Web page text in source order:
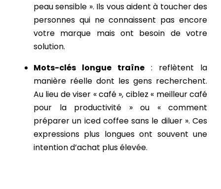
peau sensible ». Ils vous aident à toucher des
personnes qui ne connaissent pas encore
votre marque mais ont besoin de votre
solution.
Mots-clés longue traîne : reflètent la
manière réelle dont les gens recherchent.
Au lieu de viser « café », ciblez « meilleur café
pour la productivité » ou « comment
préparer un iced coffee sans le diluer ». Ces
expressions plus longues ont souvent une
intention d’achat plus élevée.